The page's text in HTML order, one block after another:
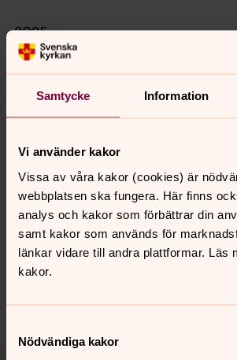
Samtycke Information
Vi använder kakor
Vissa av våra kakor (cookies) är
webbplatsen ska fungera. Här finns
analys och kakor som förbättrar din
samt kakor som används för
länkar vidare till andra plattformar. Läs
kakor.
Nödvändiga kakor
2025
4 december
29 oktober
21 augusti
Synpunkter eller frågor på
innehåll?
Dela
Tillbaka till toppen
Tillbaka till innehållet